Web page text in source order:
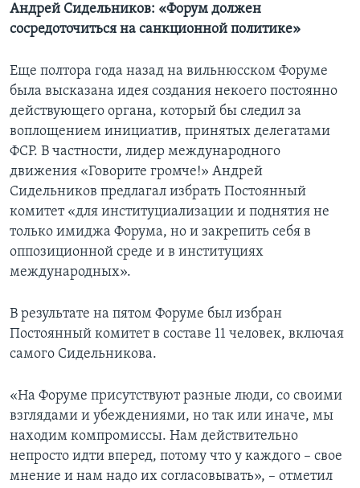
Андрей Сидельников: «Форум должен
сосредоточиться на санкционной политике»
Еще полтора года назад на вильнюсском Форуме
была высказана идея создания некоего постоянно
действующего органа, который бы следил за
воплощением инициатив, принятых делегатами
ФСР. В частности, лидер международного
движения «Говорите громче!» Андрей
Сидельников предлагал избрать Постоянный
комитет «для институциализации и поднятия не
только имиджа Форума, но и закрепить себя в
оппозиционной среде и в институциях
международных».
В результате на пятом Форуме был избран
Постоянный комитет в составе 11 человек, включая
самого Сидельникова.
«На Форуме присутствуют разные люди, со своими
взглядами и убеждениями, но так или иначе, мы
находим компромиссы. Нам действительно
непросто идти вперед, потому что у каждого – свое
мнение и нам надо их согласовывать», – отметил